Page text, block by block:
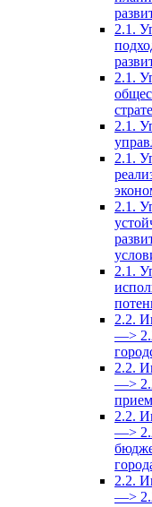
2.1.
2.1.
2.1.
2.1.
2.1.
2.1.
2.2.
—>
2.2.
—>
2.2.
—>
2.2.
—>